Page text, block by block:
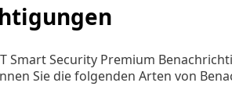
Smart Security Premium
Sie die folgenden Arten von